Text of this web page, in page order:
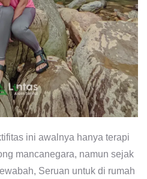
ini awalnya hanya terapi
mancanegara, namun sejak
Seruan untuk di rumah